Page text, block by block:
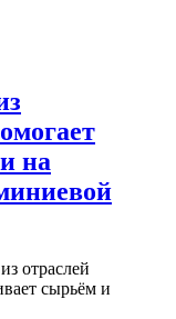
на
отраслей
сырьём и